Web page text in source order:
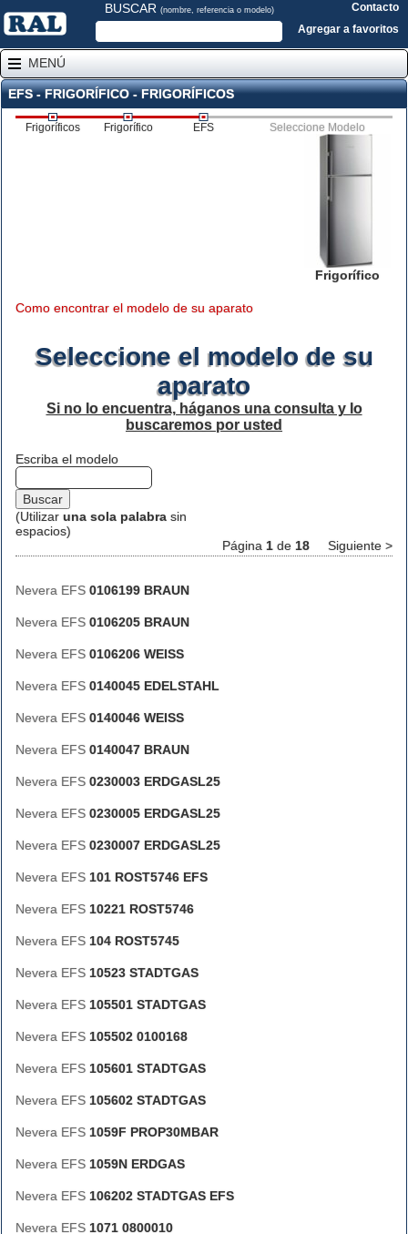
BUSCAR (nombre, referencia o modelo)
Contacto
Agregar a favoritos
MENÚ
EFS - FRIGORÍFICO - FRIGORÍFICOS
Frigoríficos Frigorífico EFS Seleccione Modelo
Frigorífico
Como encontrar el modelo de su aparato
Seleccione el modelo de su
aparato
Si no lo encuentra, háganos una consulta y lo
buscaremos por usted
Escriba el modelo
(Utilizar una sola palabra sin
espacios)
Página 1 de 18 Siguiente >
Nevera EFS 0106199 BRAUN
Nevera EFS 0106205 BRAUN
Nevera EFS 0106206 WEISS
Nevera EFS 0140045 EDELSTAHL
Nevera EFS 0140046 WEISS
Nevera EFS 0140047 BRAUN
Nevera EFS 0230003 ERDGASL25
Nevera EFS 0230005 ERDGASL25
Nevera EFS 0230007 ERDGASL25
Nevera EFS 101 ROST5746 EFS
Nevera EFS 10221 ROST5746
Nevera EFS 104 ROST5745
Nevera EFS 10523 STADTGAS
Nevera EFS 105501 STADTGAS
Nevera EFS 105502 0100168
Nevera EFS 105601 STADTGAS
Nevera EFS 105602 STADTGAS
Nevera EFS 1059F PROP30MBAR
Nevera EFS 1059N ERDGAS
Nevera EFS 106202 STADTGAS EFS
Nevera EFS 1071 0800010